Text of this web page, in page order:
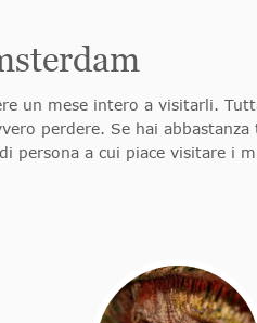
un mese intero a visitarli.
perdere. Se hai
persona a cui piace visitare i